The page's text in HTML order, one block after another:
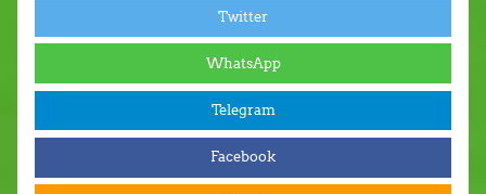
Twitter
WhatsApp
Telegram
Facebook